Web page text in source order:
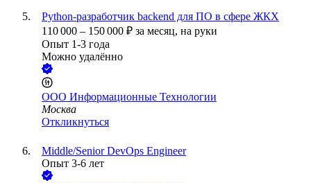
Python-разработчик backend для ПО в сфере ЖКХ
110 000 – 150 000 ₽ за месяц, на руки
Опыт 1-3 года
Можно удалённо
ООО Информационные Технологии
Москва
Откликнуться
Middle/Senior DevOps Engineer
Опыт 3-6 лет